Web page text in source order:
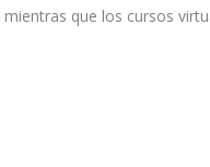
mientras que los cursos